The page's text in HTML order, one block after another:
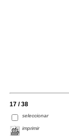
17 / 38
seleccionar
imprimir